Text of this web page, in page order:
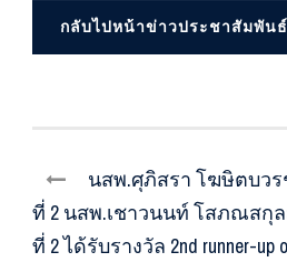
กลับไปหน้าข่าวประชาสัมพันธ์
นสพ.ศุภิสรา โฆษิตบว
ที่ 2 นสพ.เชาวนนท์ โสภณส
ที่ 2 ได้รับรางวัล 2nd runner-up